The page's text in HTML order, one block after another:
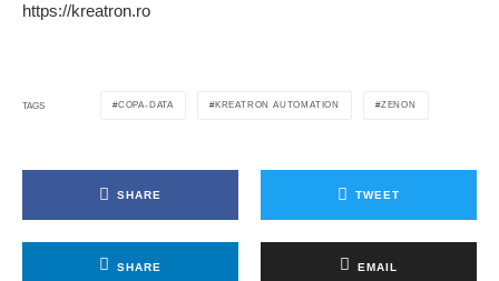
https://kreatron.ro
TAGS COPA-DATA KREATRON AUTOMATION ZENON
SHARE TWEET
SHARE EMAIL